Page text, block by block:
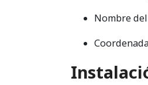
Nombre